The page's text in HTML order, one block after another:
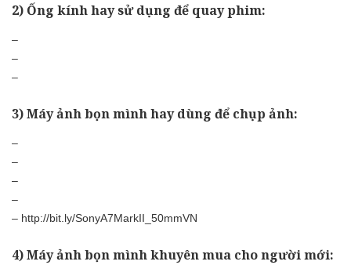
2) Ống kính hay sử dụng để quay phim:
–
–
–
3) Máy ảnh bọn mình hay dùng để chụp ảnh:
–
–
–
–
– http://bit.ly/SonyA7MarkII_50mmVN
4) Máy ảnh bọn mình khuyên mua cho người mới: